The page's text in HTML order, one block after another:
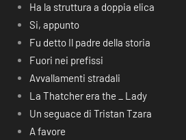
Ha la struttura a doppia elica
Si, appunto
Fu detto Il padre della storia
Fuori nei prefissi
Avvallamenti stradali
La Thatcher era the _ Lady
Un seguace di Tristan Tzara
A favore